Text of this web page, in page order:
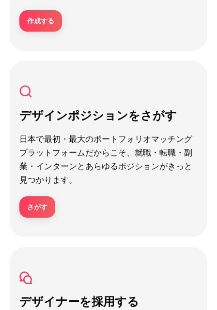
作成する
デザインポジションをさがす
日本で最初・最大のポートフォリオマッチング
プラットフォームだからこそ、就職・転職・副
業・インターンとあらゆるポジションがきっと
見つかります。
さがす
デザイナーを採用する